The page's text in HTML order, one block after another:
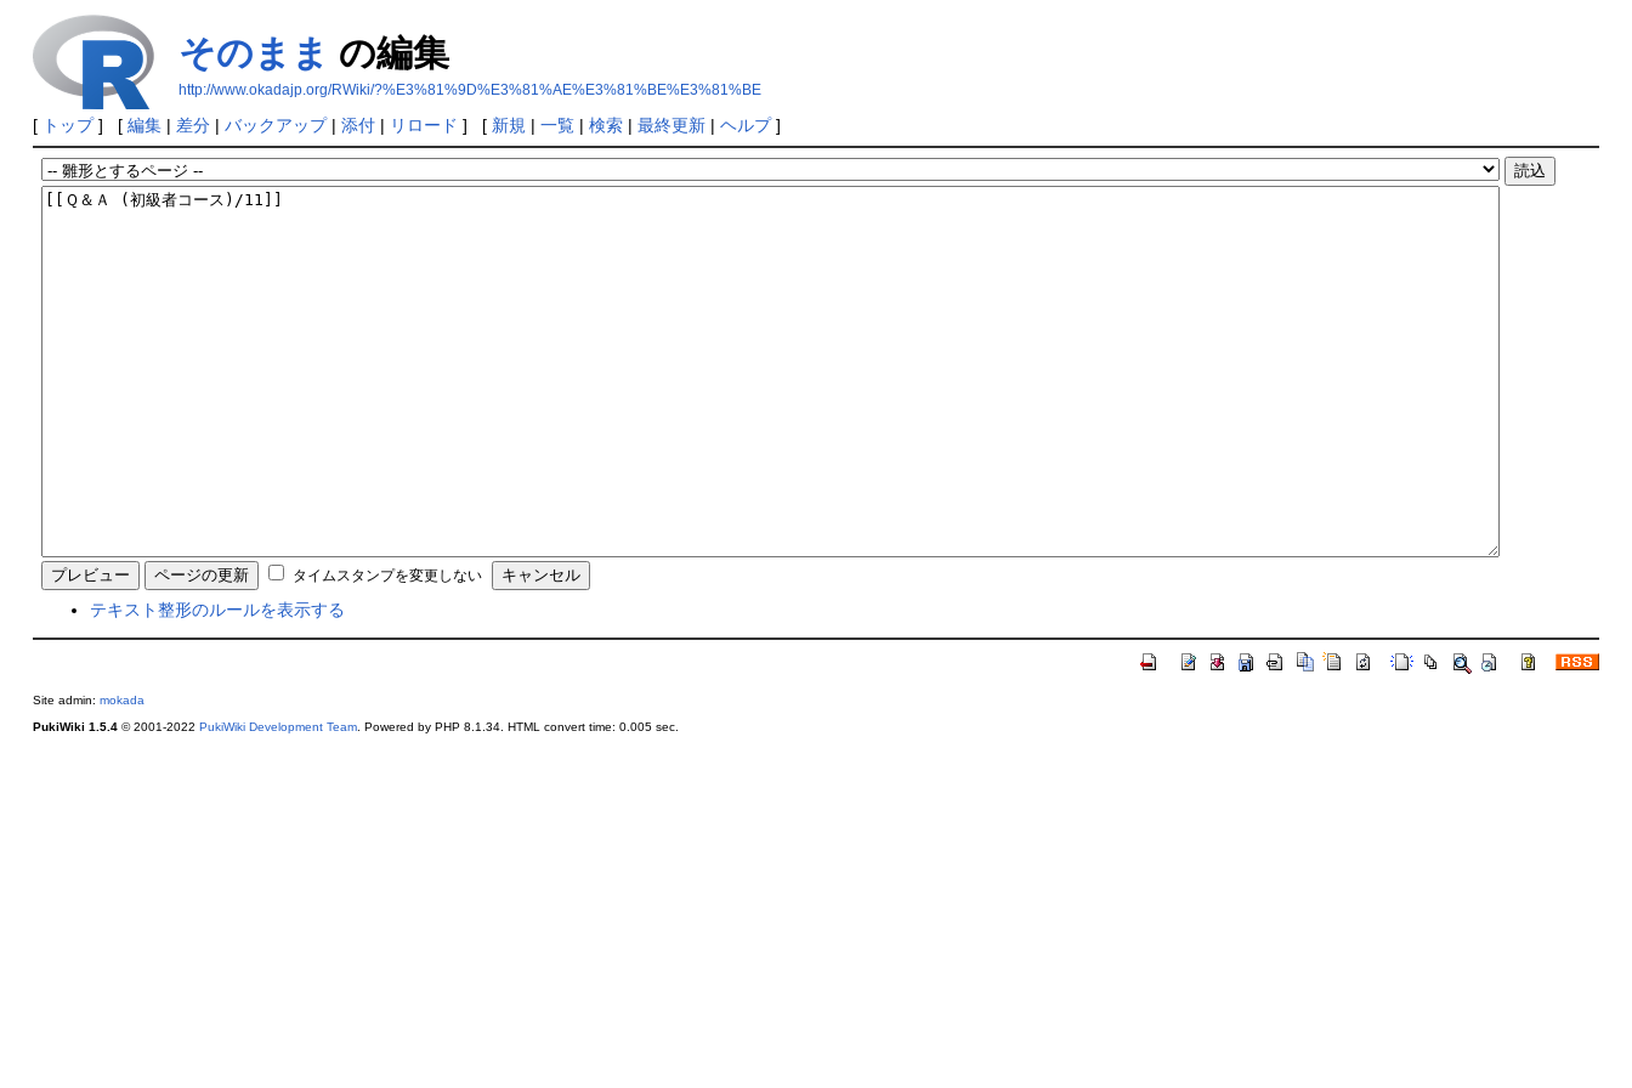
そのまま の編集
http://www.okadajp.org/RWiki/?%E3%81%9D%E3%81%AE%E3%81%BE%E3%81%BE
[ トップ] [ 編集| 差分| バックアップ| 添付| リロード ] [ 新規 | 一覧| 検索| 最終更新| ヘルプ]
タイムスタンプを変更しない
テキスト整形のルールを表示する
Site admin: mokada
PukiWiki 1.5.4© 2001-2022 PukiWiki Development Team. Powered by PHP 8.1.34. HTML convert time: 0.005 sec.